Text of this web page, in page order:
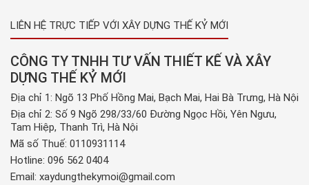
LIÊN HỆ TRỰC TIẾP VỚI XÂY DỰNG THẾ KỶ MỚI
CÔNG TY TNHH TƯ VẤN THIẾT KẾ VÀ XÂY
DỰNG THẾ KỶ MỚI
Địa chỉ 1: Ngõ 13 Phố Hồng Mai, Bạch Mai, Hai Bà Trưng, Hà Nội
Địa chỉ 2: Số 9 Ngõ 298/33/60 Đường Ngọc Hồi, Yên Ngưu,
Tam Hiệp, Thanh Trì, Hà Nội
Mã số Thuế: 0110931114
Hotline: 096 562 0404
Email: xaydungthekymoi@gmail.com